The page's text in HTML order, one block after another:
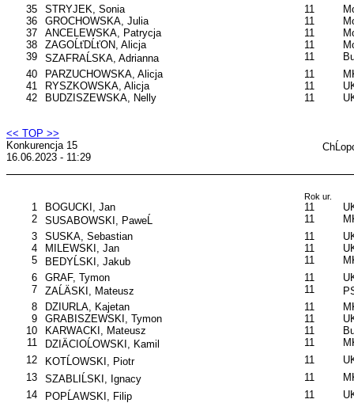
35
STRYJEK, Sonia 11
36
GROCHOWSKA, Julia 11
37
ANCELEWSKA, Patrycja 11
38
ZAGOĹťDĹťON, Alicja 11
39
SZAFRAĹSKA, Adrianna 11
40
PARZUCHOWSKA, Alicja 11
41
RYSZKOWSKA, Alicja 11
42
BUDZISZEWSKA, Nelly 11
<< TOP >>
Konkurencja 15
16.06.2023 - 11:29
Rok ur.
1 BOGUCKI, Jan 11
2
SUSABOWSKI, PaweĹ 11
3
SUSKA, Sebastian 11
4
MILEWSKI, Jan 11
5
BEDYĹSKI, Jakub 11
6
GRAF, Tymon 11
7
ZAĹÄSKI, Mateusz 11
8
DZIURLA, Kajetan 11
9
GRABISZEWSKI, Tymon 11
10
KARWACKI, Mateusz 11
11
DZIÄCIOĹOWSKI, Kamil 11
12
KOTĹOWSKI, Piotr 11
13
SZABLIĹSKI, Ignacy 11
14
POPĹAWSKI, Filip 11